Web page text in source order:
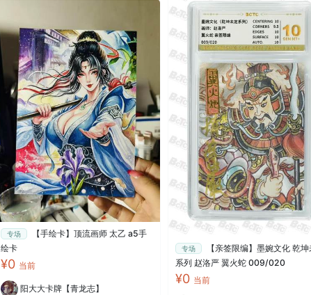
专场
【手绘卡】顶流画师 太乙 a5手
绘卡
¥0 当前
阳大大卡牌【青龙志】
专场
【亲签限编】墨婉文化 乾
系列 赵洛严 翼火蛇 009/020
¥0 当前